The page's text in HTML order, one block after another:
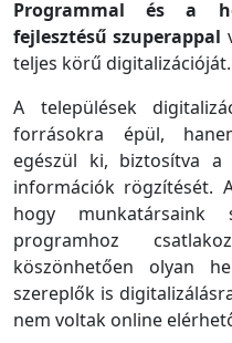
Programmal és a
fejlesztésű szuperappal
teljes körű digitalizációját.
A települések
forrásokra épül,
egészül ki, biztosítva a
információk rögzítését.
hogy
programhoz
köszönhetően olyan
szereplők is
nem voltak online